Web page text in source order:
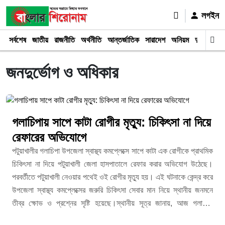
লগইন
সর্বশেষ জাতীয় রাজনীতি অর্থনীতি আন্তর্জাতিক সারাদেশ অনিয়ম দুর্ঘটনা
জনদুর্ভোগ ও অধিকার
গলাচিপায় সাপে কাটা রোগীর মৃত্যু: চিকিৎসা না দিয়ে
রেফারের অভিযোগে
পটুয়াখালীর গলাচিপা উপজেলা স্বাস্থ্য কমপ্লেক্সে সাপে কাটা এক রোগীকে প্রাথমিক
চিকিৎসা না দিয়ে পটুয়াখালী জেলা হাসপাতালে রেফার করার অভিযোগ উঠেছে।
পরবর্তীতে পটুয়াখালী নেওয়ার পথেই ওই রোগীর মৃত্যু হয়। এই ঘটনাকে কেন্দ্র করে
উপজেলা স্বাস্থ্য কমপ্লেক্সের জরুরি চিকিৎসা সেবার মান নিয়ে স্থানীয় জনমনে
তীব্র ক্ষোভ ও প্রশ্নের সৃষ্টি হয়েছে।​স্থানীয় সূত্র জানায়, আজ গলাচিপা